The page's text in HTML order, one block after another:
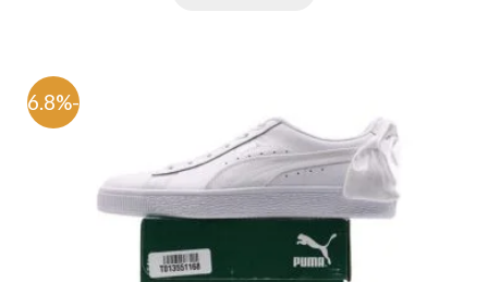
-46.8%